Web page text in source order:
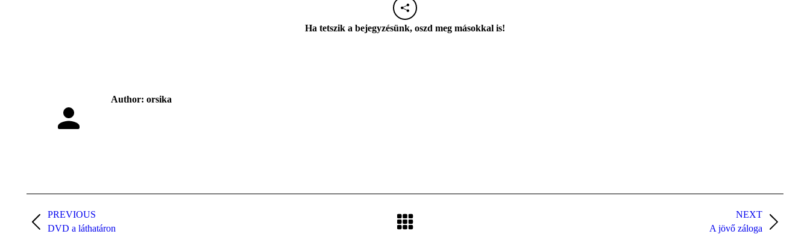
Ha tetszik a bejegyzésünk, oszd meg másokkal is!
Author: orsika
navigation
PREVIOUS
Previous
DVD a láthatáron
NEXT
A jövő záloga